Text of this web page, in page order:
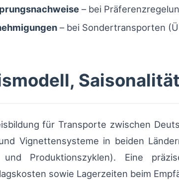
– bei
– bei Sondertransporten
für Transporte zwischen
Vignettensysteme in beiden
Produktionszyklen). Eine
sowie Lagerzeiten beim